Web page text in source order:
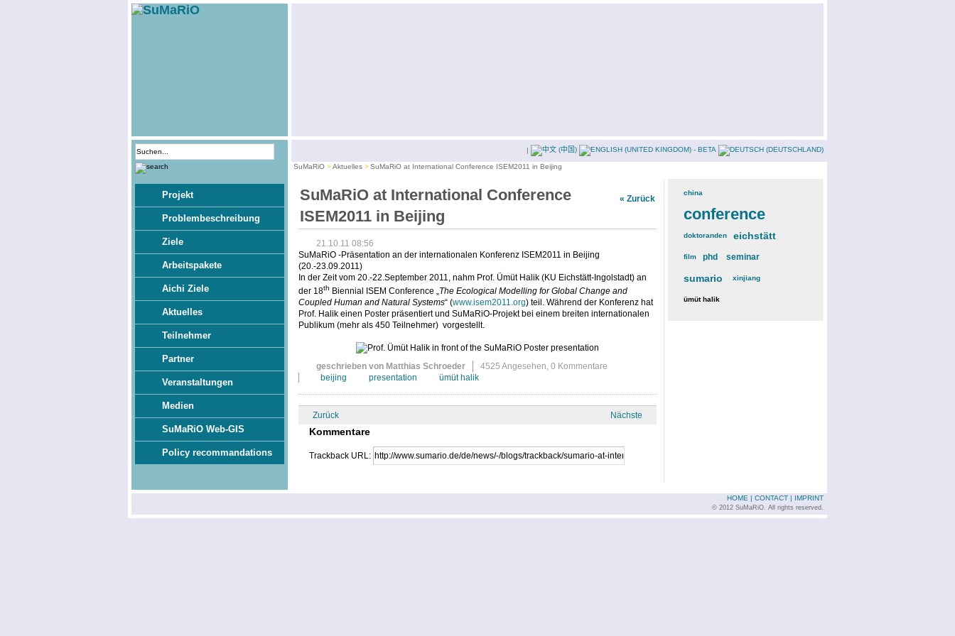
Projekt
Problembeschreibung
Ziele
Arbeitspakete
Aichi Ziele
Aktuelles
Teilnehmer
Partner
Veranstaltungen
Medien
SuMaRiO Web-GIS
Policy recommandations
|
SuMaRiO Aktuelles SuMaRiO at International Conference ISEM2011 in Beijing
« Zurück
SuMaRiO at International Conference
ISEM2011 in Beijing
21.10.11 08:56
SuMaRiO -Präsentation an der internationalen Konferenz ISEM2011 in Beijing
(20.-23.09.2011)
In der Zeit vom 20.-22.September 2011, nahm Prof. Ümüt Halik (KU Eichstätt-Ingolstadt) an
der 18th Biennial ISEM Conference „
The Ecological Modelling for Global Change and
Coupled Human and Natural Systems“ (www.isem2011.org) teil. Während der Konferenz hat
Prof. Halik einen Poster präsentiert und SuMaRiO-Projekt bei einem breiten internationalen
Publikum (mehr als 450 Teilnehmer) vorgestellt.
geschrieben von Matthias Schroeder 4525 Angesehen, 0 Kommentare
beijing
presentation ümüt halik
Zurück Nächste
Kommentare
Trackback URL:
china(3)
conference(12)
doktoranden(3)eichstätt
film(2)phd (4)seminar
sumario (6)xinjiang(2)
ümüt halik(2)
IMPRINT
CONTACT
HOME
© 2012 SuMaRiO. All rights reserved.